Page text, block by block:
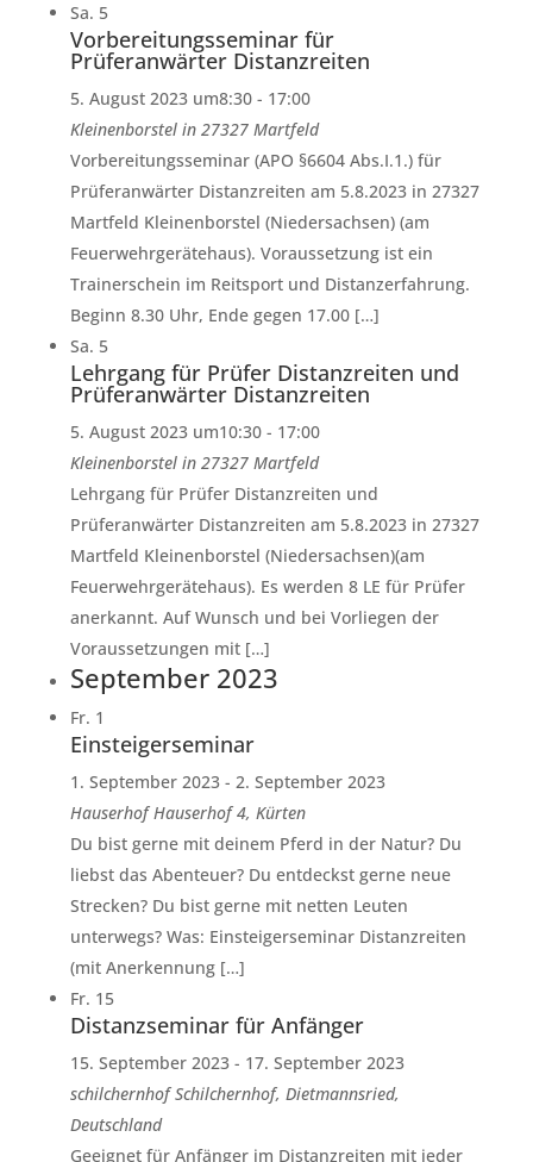
Sa. 5
Vorbereitungsseminar für
Prüferanwärter Distanzreiten
5. August 2023 um8:30- 17:00
Kleinenborstel in 27327 Martfeld
Vorbereitungsseminar (APO §6604 Abs.I.1.) für
Prüferanwärter Distanzreiten am 5.8.2023 in 27327
Martfeld Kleinenborstel (Niedersachsen) (am
Feuerwehrgerätehaus). Voraussetzung ist ein
Trainerschein im Reitsport und Distanzerfahrung.
Beginn 8.30 Uhr, Ende gegen 17.00 […]
Sa. 5
Lehrgang für Prüfer Distanzreiten und
Prüferanwärter Distanzreiten
5. August 2023 um10:30- 17:00
Kleinenborstel in 27327 Martfeld
Lehrgang für Prüfer Distanzreiten und
Prüferanwärter Distanzreiten am 5.8.2023 in 27327
Martfeld Kleinenborstel (Niedersachsen)(am
Feuerwehrgerätehaus). Es werden 8 LE für Prüfer
anerkannt. Auf Wunsch und bei Vorliegen der
Voraussetzungen mit […]
September 2023
Fr. 1
Einsteigerseminar
1. September 2023- 2. September 2023
HauserhofHauserhof 4, Kürten
Du bist gerne mit deinem Pferd in der Natur? Du
liebst das Abenteuer? Du entdeckst gerne neue
Strecken? Du bist gerne mit netten Leuten
unterwegs? Was: Einsteigerseminar Distanzreiten
(mit Anerkennung […]
Fr. 15
Distanzseminar für Anfänger
15. September 2023- 17. September 2023
schilchernhofSchilchernhof, Dietmannsried,
Deutschland
Geeignet für Anfänger im Distanzreiten mit jeder